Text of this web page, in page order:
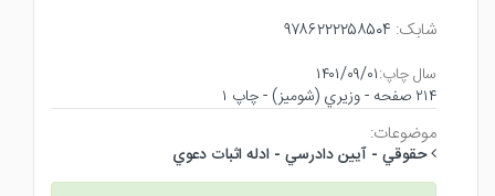
شابک: ۹۷۸۶۲۲۲۲۵۸۵۰۴
سال چاپ:۱۴۰۱/۰۹/۰۱
۲۱۴ صفحه - وزيري (شوميز) - چاپ ۱
موضوعات:
حقوقي - آيين دادرسي - ادله اثبات دعوي